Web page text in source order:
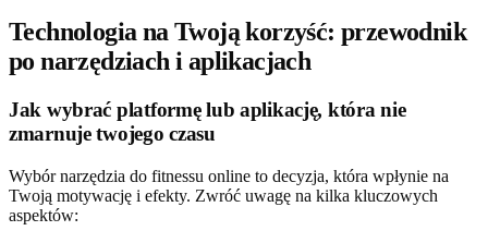
Technologia na Twoją korzyść: przewodnik
po narzędziach i aplikacjach
Jak wybrać platformę lub aplikację, która nie
zmarnuje twojego czasu
Wybór narzędzia do fitnessu online to decyzja, która wpłynie na
Twoją motywację i efekty. Zwróć uwagę na kilka kluczowych
aspektów: